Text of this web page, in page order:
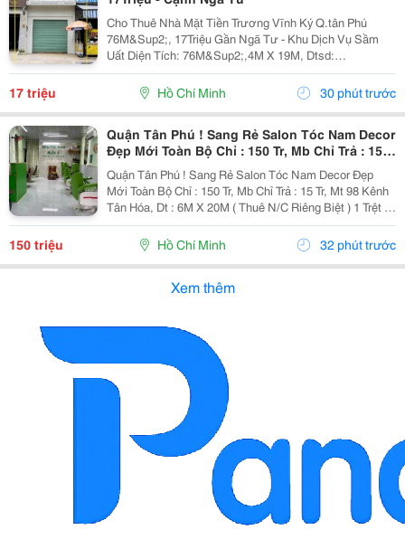
Cho Thuê Nhà Mặt Tiền Trương Vĩnh Ký Q.tân Phú
76M&Sup2;, 17Triệu Gần Ngã Tư - Khu Dịch Vụ Sầm
Uất Diện Tích: 76M&Sup2;,4M X 19M, Dtsd:
120M&Sup2;. Có Vỉa Hè 5M Rộng Rãi Kết Cấu 1 Trệt 1
Lửng, Nhà Còn Tốt, Sẵn Cửa Kính. Vừa Kinh Doanh
Vừa Ở Lại...
17 triệu Hồ Chí Minh 30 phút trước
Quận Tân Phú ! Sang Rẻ Salon Tóc Nam Decor
Đẹp Mới Toàn Bộ Chỉ : 150 Tr, Mb Chỉ Trả : 15
Tr, Mt 98 Kênh Tân Hóa, Tel : ( Chính Chủ )
Quận Tân Phú ! Sang Rẻ Salon Tóc Nam Decor Đẹp
Mới Toàn Bộ Chỉ : 150 Tr, Mb Chỉ Trả : 15 Tr, Mt 98 Kênh
Tân Hóa, Dt : 6M X 20M ( Thuê N/C Riêng Biệt ) 1 Trệt 1
Lầu 2 Pn Rộng Thoáng . D/C : Salon Mt 92 Kênh Tân
Hoá, Phú Trung, Tân Phú Đầu Tư Mb...
150 triệu Hồ Chí Minh 32 phút trước
Xem thêm